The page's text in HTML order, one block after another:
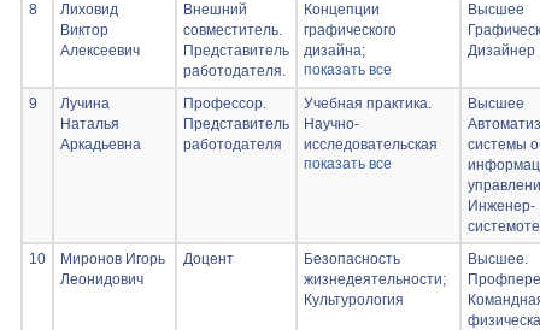
8
Лиховид
Виктор
Алексеевич
Внешний
совместитель.
Представитель
работодателя.
Концепции
графического
дизайна;
Фотография в
графическом
дизайне;
Фотография и
фоторедактирование
показать все
Высшее
Дизайнер
9
Лучина
Наталья
Аркадьевна
Профессор.
Представитель
работодателя
Учебная практика.
Научно-
исследовательская
работа (получение
работы);
Производственная
практика. Проектно-
технологическая
показать все
Высшее
системы
Инженер-
10
Миронов Игорь
Леонидович
Доцент
Безопасность
жизнедеятельности;
Культурология
Высшее.